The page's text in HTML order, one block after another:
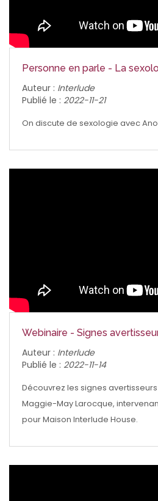
Personne en parle - La
Auteur : Interlude
Publié le : 2022-11-21
On discute de sexologie avec
Webinaire - Signes
Auteur : Interlude
Publié le : 2022-11-14
Découvrez les signes
Maggie-May Larocque,
pour Maison Interlude House.